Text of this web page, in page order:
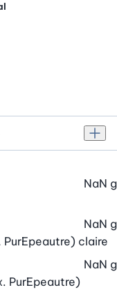
NaN g
claire
NaN g
PurEpeautre)
NaN g